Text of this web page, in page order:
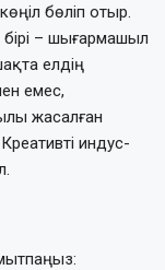
бөліп отыр.
бірі – шығармашыл
елдің
емес,
жасалған
индус­